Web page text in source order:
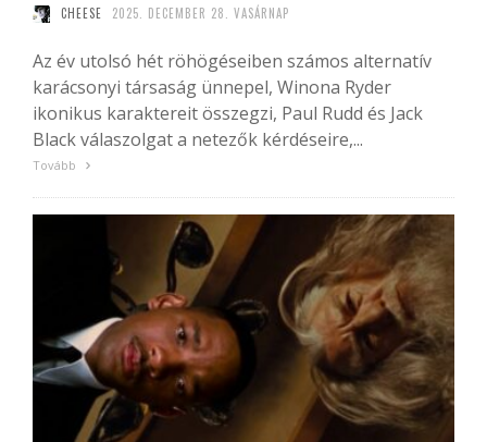
CHEESE 2025. DECEMBER 28. VASÁRNAP
Az év utolsó hét röhögéseiben számos alternatív
karácsonyi társaság ünnepel, Winona Ryder
ikonikus karaktereit összegzi, Paul Rudd és Jack
Black válaszolgat a netezők kérdéseire,...
Tovább